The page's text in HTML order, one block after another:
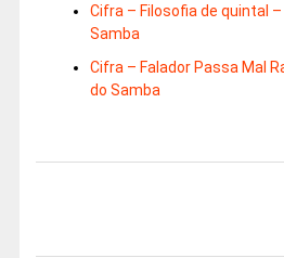
Cifra – Filosofia de quintal –
Samba
Cifra – Falador Passa Mal
do Samba